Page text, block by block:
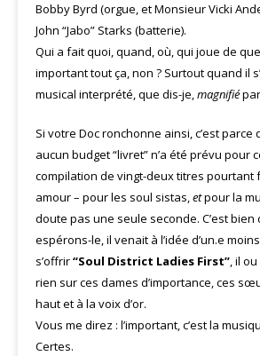
Bobby Byrd (orgue, et Monsieur Vicki
John “Jabo” Starks (batterie).
Qui a fait quoi, quand, où, qui joue de
important tout ça, non ? Surtout quand il
musical interprété, que dis-je,magnifié
Si votre Doc ronchonne ainsi, c’est parce
aucun budget “livret” n’a été prévu pour
compilation de vingt-deux titres pourtant
amour – pour les soul sistas,etpour la
doute pas une seule seconde. C’est bien
espérons-le, il venait à l’idée d’un.e
s’offrir“Soul District Ladies First”, il
rien sur ces dames d’importance, ces
haut et à la voix d’or.
Vous me direz : l’important, c’est la
Certes.